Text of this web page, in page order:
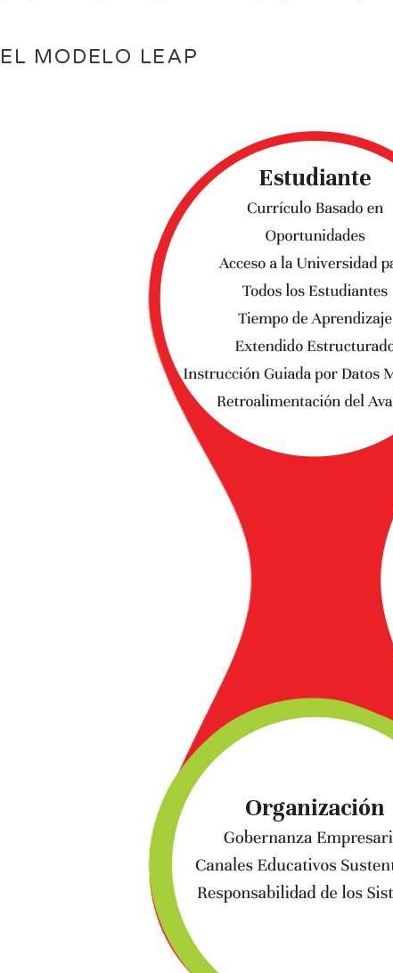
EL MODELO LEAP